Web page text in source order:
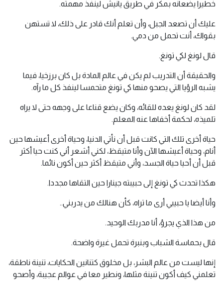
خطيرا يضعانه بمكر في طريق يانيش لينفذ مهمته.
عليك أن تصعد الجبل، وأن تعلم أنك قادر على ذلك، لا تستهن
بقواك، أنت تحمل من دمي.
قال لونغ لكي تونغ.
والحقيقة أن التدريب لم يكن في عالم المادة بل كان برزخيا، فيما
يشبه الرؤيا التي يصحو منها كي تونغ متحمسا لينفذ كل ما رآه.
لقد كان لونغ يعده للقائه، وكان يضع قناعا على وجهه حتى لا يراه
تلميذه، لحكمة أخفاها عنه المعلم.
حياة أخرى تلك التي كانت قبل أن نأتي الدنيا، وحياة أخرى أعيشها حين
أنام، وحياة أعيشها الآن وأنا متيقظ، لكني أشعر أني كنت حيا أكثر
قبل أن أحيا حياة الجسد، وأني متيقظ أكثر حين أكون نائما.
هكذا تحدث كي تونغ إلى حبيبته جينارا حين التقاها مجددا.
وأنا أيضا يا حبيبي أرى ما تراه، كأن هنالك من يدربني..
من هذا الذي يجرؤ، أنا مدربك الوحيد.
قال بحماسة الشباب وبنبرة تحمل غيرة واضحة.
إنها ليست من عالم البشر، بل مخلوق كتنانين الحكايات، تنينة ناطقة،
تعلمني كيف أكون تنينة مثلها، ونطير معا في عوالم عجيبة، وأصحو